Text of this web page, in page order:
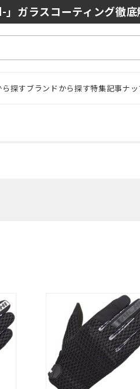
」ガラスコーティング徹底
スパ最強インカムはどっち
探すブランドから探す特集記事ナ